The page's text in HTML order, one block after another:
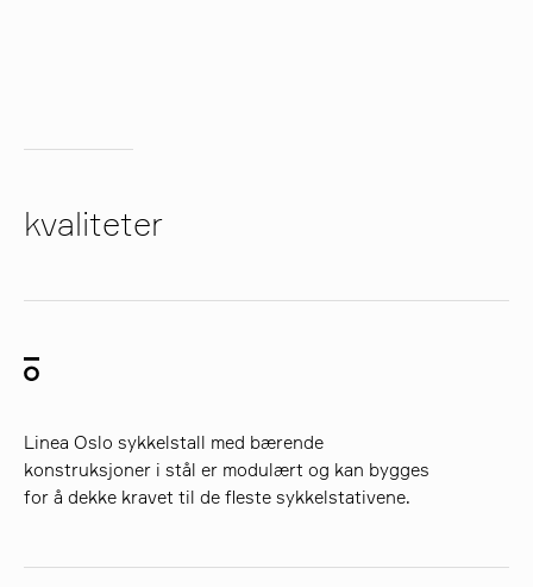
kvaliteter
Linea Oslo sykkelstall med bærende
konstruksjoner i stål er modulært og kan bygges
for å dekke kravet til de fleste sykkelstativene.